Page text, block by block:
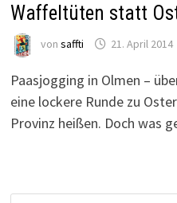
Waffeltüten statt
von saffti 21. April 2014
Paasjogging in Olmen –
eine lockere Runde zu
Provinz heißen. Doch was